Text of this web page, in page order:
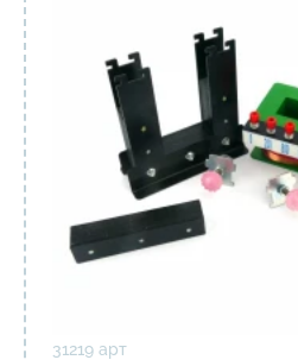
31219 арт